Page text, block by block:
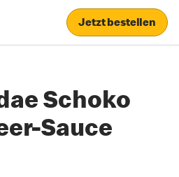
Jetzt bestellen
Schoko
Sauce